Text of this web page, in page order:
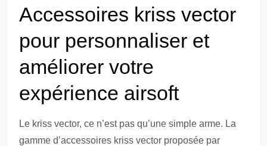
Accessoires kriss vector
pour personnaliser et
améliorer votre
expérience airsoft
Le kriss vector, ce n’est pas qu’une simple arme. La
gamme d’accessoires kriss vector proposée par